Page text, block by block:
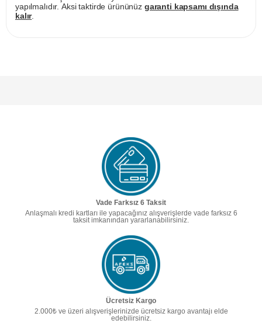
yapılmalıdır. Aksi taktirde ürününüz garanti kapsamı dışında
kalır.
Vade Farksız 6 Taksit
Anlaşmalı kredi kartları ile yapacağınız alışverişlerde vade farksız 6
taksit imkanından yararlanabilirsiniz.
Ücretsiz Kargo
2.000₺ ve üzeri alışverişlerinizde ücretsiz kargo avantajı elde
edebilirsiniz.